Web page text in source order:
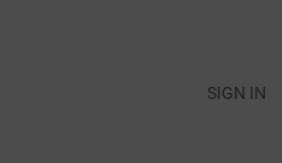
SIGN IN